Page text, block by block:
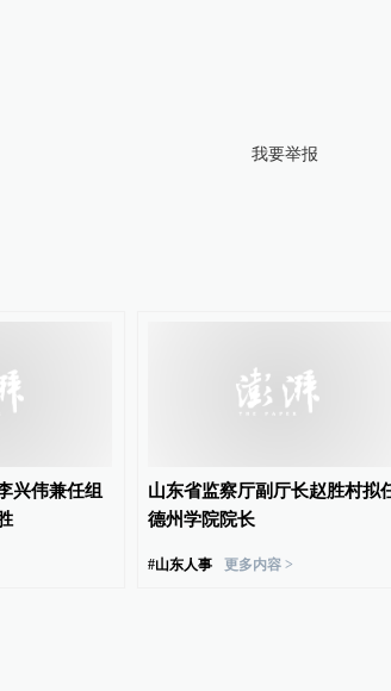
我要举报
兴伟兼任组
山东省监察厅副厅长赵胜村拟
德州学院院长
#山东人事 更多内容 >